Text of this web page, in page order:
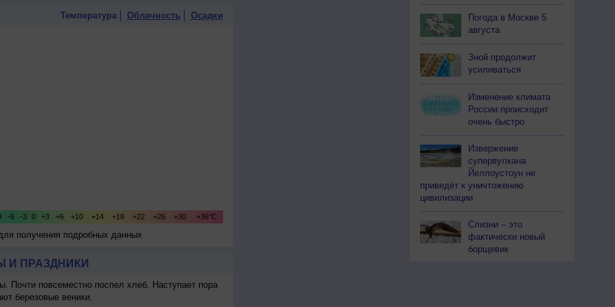
Температура Облачность Осадки
получения подробных данных
И ПРАЗДНИКИ
Почти повсеместно поспел хлеб. Наступает пора
березовые веники.
Погода в Москве 5
августа
Зной продолжит
усиливаться
Изменение климата
России происходит
очень быстро
Извержение
супервулкана
Йеллоустоун не
приведёт к уничтожению
цивилизации
Слизни – это
фактически новый
борщевик